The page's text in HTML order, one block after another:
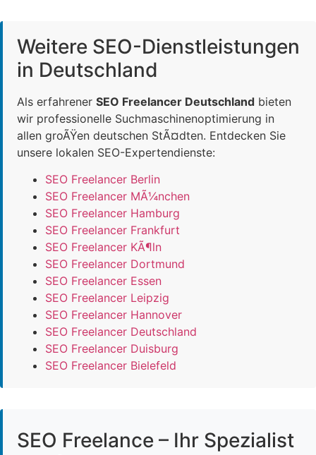
Weitere SEO-Dienstleistungen
in Deutschland
Als erfahrener SEO Freelancer Deutschland bieten
wir professionelle Suchmaschinenoptimierung in
allen groÃŸen deutschen StÃ¤dten. Entdecken Sie
unsere lokalen SEO-Expertendienste:
SEO Freelancer Berlin
SEO Freelancer MÃ¼nchen
SEO Freelancer Hamburg
SEO Freelancer Frankfurt
SEO Freelancer KÃ¶ln
SEO Freelancer Dortmund
SEO Freelancer Essen
SEO Freelancer Leipzig
SEO Freelancer Hannover
SEO Freelancer Deutschland
SEO Freelancer Duisburg
SEO Freelancer Bielefeld
SEO Freelance – Ihr Spezialist